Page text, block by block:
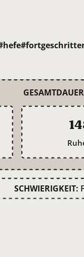
SCHWIERIGKEIT: